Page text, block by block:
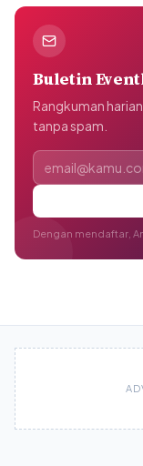
Buletin
Rangkuman
tanpa spam.
Alamat email
Dengan mendaftar,